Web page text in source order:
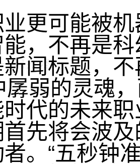
更可能被
能，不再是
闻标题，
孱弱的灵魂
代的未来
先将会波
。“五秒钟